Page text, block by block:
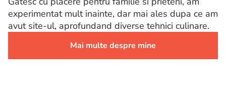
experimentat mult inainte, dar mai ales dupa ce am
avut site-ul, aprofundand diverse tehnici culinare.
Mai multe despre mine